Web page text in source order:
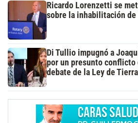
Ricardo Lorenzetti se
sobre la inhabilitación
Di Tullio impugnó a
por un presunto conflicto
debate de la Ley de